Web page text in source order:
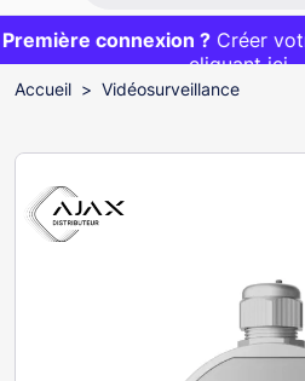
Première commande ?20€
et livraison 24/48h gratuite
connexion ? Créer
cliquant ici
EXCLU WEB :
Accueil Vidéosurveillance